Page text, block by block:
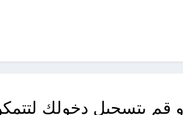
بتسجيل دخولك